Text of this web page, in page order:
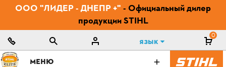
ООО "ЛИДЕР - ДНЕПР +" - Официальный дилер
продукции STIHL
Язык
0
МЕНЮ